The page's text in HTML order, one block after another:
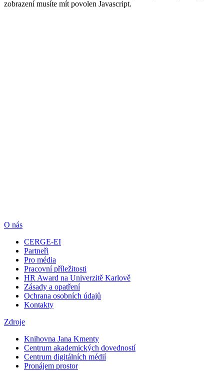
zobrazení musíte mít povolen Javascript.
O nás
CERGE-EI
Partneři
Pro média
Pracovní příležitosti
HR Award na Univerzitě Karlově
Zásady a opatření
Ochrana osobních údajů
Kontakty
Zdroje
Knihovna Jana Kmenty
Centrum akademických dovedností
Centrum digitálních médií
Pronájem prostor